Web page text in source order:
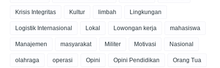
Krisis Integritas Kultur limbah Lingkungan
Logistik Internasional Lokal Lowongan kerja mahasiswa
Manajemen masyarakat Militer Motivasi Nasional
olahraga operasi Opini Opini Pendidikan Orang Tua